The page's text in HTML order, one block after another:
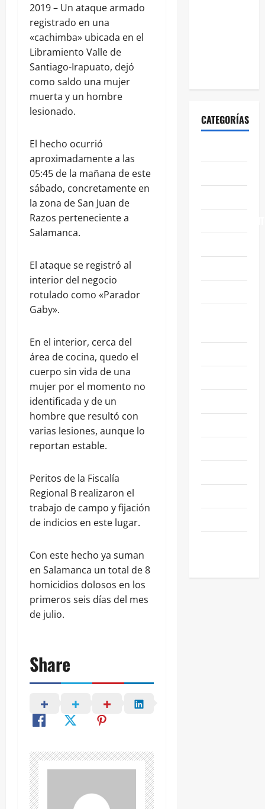
2019 – Un ataque armado
registrado en una
«cachimba» ubicada en el
Libramiento Valle de
Santiago-Irapuato, dejó
como saldo una mujer
muerta y un hombre
lesionado.
El hecho ocurrió
aproximadamente a las
05:45 de la mañana de este
sábado, concretamente en
la zona de San Juan de
Razos perteneciente a
Salamanca.
El ataque se registró al
interior del negocio
rotulado como «Parador
Gaby».
En el interior, cerca del
área de cocina, quedo el
cuerpo sin vida de una
mujer por el momento no
identificada y de un
hombre que resultó con
varias lesiones, aunque lo
reportan estable.
Peritos de la Fiscalía
Regional B realizaron el
trabajo de campo y fijación
de indicios en este lugar.
Con este hecho ya suman
en Salamanca un total de 8
homicidios dolosos en los
primeros seis días del mes
de julio.
Share
CATEGORÍAS